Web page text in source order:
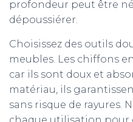
profondeur peut être
dépoussiérer.
Choisissez des outils
meubles. Les chiffons
car ils sont doux et
matériau, ils
sans risque de rayures.